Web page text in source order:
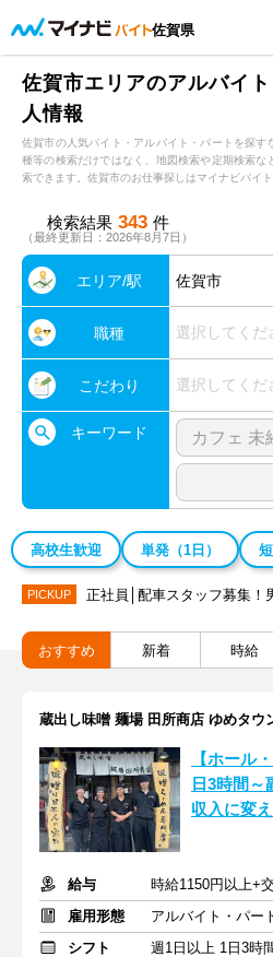
佐賀県
佐賀市エリアのアルバイ
人情報
佐賀市の人気バイト・アルバイト・パートを探す
種等の検索だけではなく、地図検索や定期検索な
索できます。佐賀市のお仕事探しはマイナビバイト
検索結果 343 件
（最終更新日：2026年8月7日）
エリア/駅 佐賀市
職種 選択してくだ
こだわり 選択してくだ
キーワード
高校生歓迎 単発（1日）
PICKUP 正社員│配車スタッフ募集！
おすすめ 新着 時給
蔵出し味噌 麺場 田所商店 ゆめタウ
【ホール
日3時間～
収入に変
給与
時給1150円以上+
雇用形態
アルバイト・パー
シフト
週1日以上 1日3時